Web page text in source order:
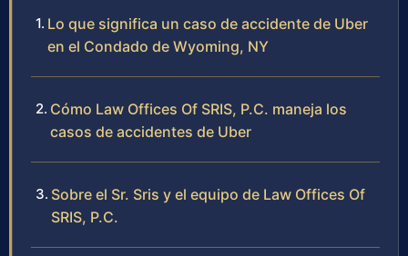
Lo que significa un caso de accidente de Uber
en el Condado de Wyoming, NY
Cómo Law Offices Of SRIS, P.C. maneja los
casos de accidentes de Uber
Sobre el Sr. Sris y el equipo de Law Offices Of
SRIS, P.C.